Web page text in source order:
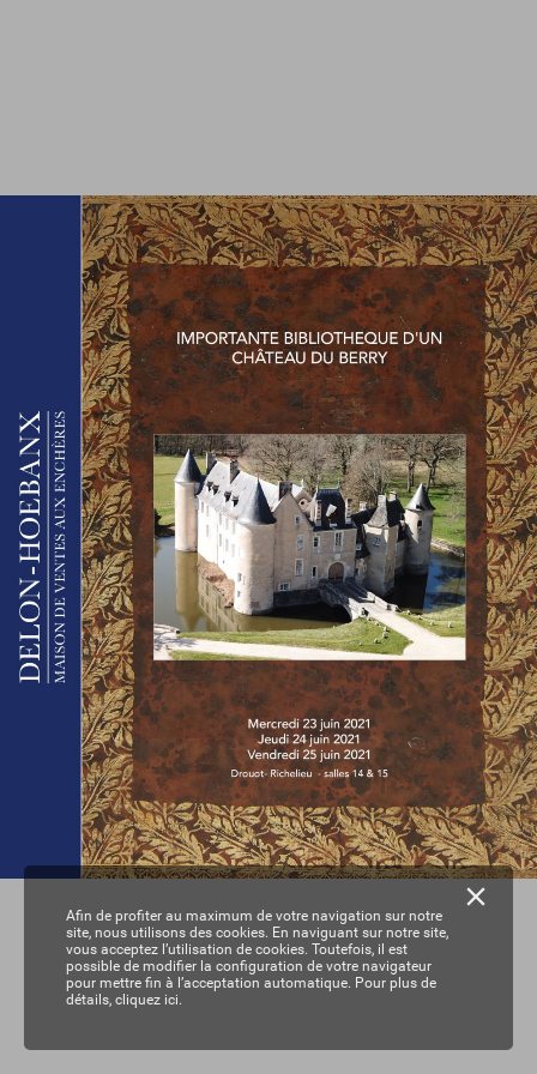
Afin de profiter au maximum de votre navigation sur notre
site, nous utilisons des cookies. En naviguant sur notre site,
vous acceptez l’utilisation de cookies. Toutefois, il est
possible de modifier la configuration de votre navigateur
pour mettre fin à l’acceptation automatique. Pour plus de
détails, cliquez ici.